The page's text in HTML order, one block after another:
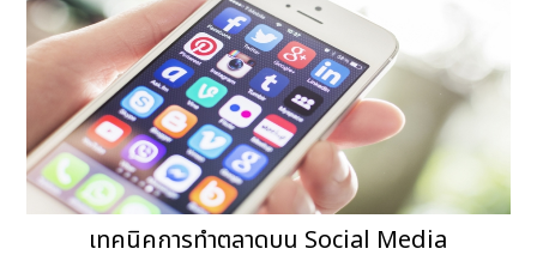
เทคนิคการทำตลาดบน Social Media